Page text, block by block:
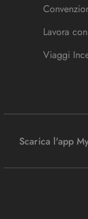
Lavora
Viaggi
Scarica l'app